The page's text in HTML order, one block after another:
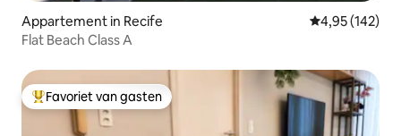
Appartement in Recife Gemiddelde
4,95 (142)
Flat Beach Class A
Topfavoriet van gasten
Favoriet van gasten